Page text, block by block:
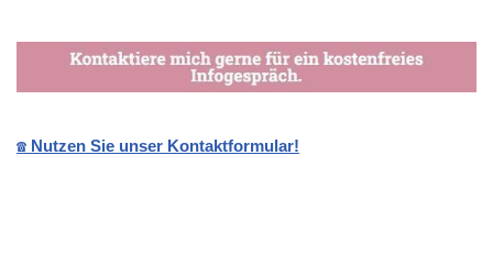
☎️ Nutzen Sie unser Kontaktformular!